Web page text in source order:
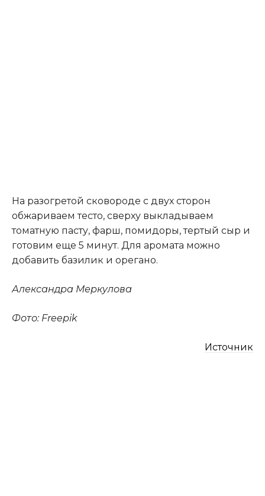
На разогретой сковороде с двух сторон
обжариваем тесто, сверху выкладываем
томатную пасту, фарш, помидоры, тертый сыр и
готовим еще 5 минут. Для аромата можно
добавить базилик и орегано.
Александра Меркулова
Фото: Freepik
Источник